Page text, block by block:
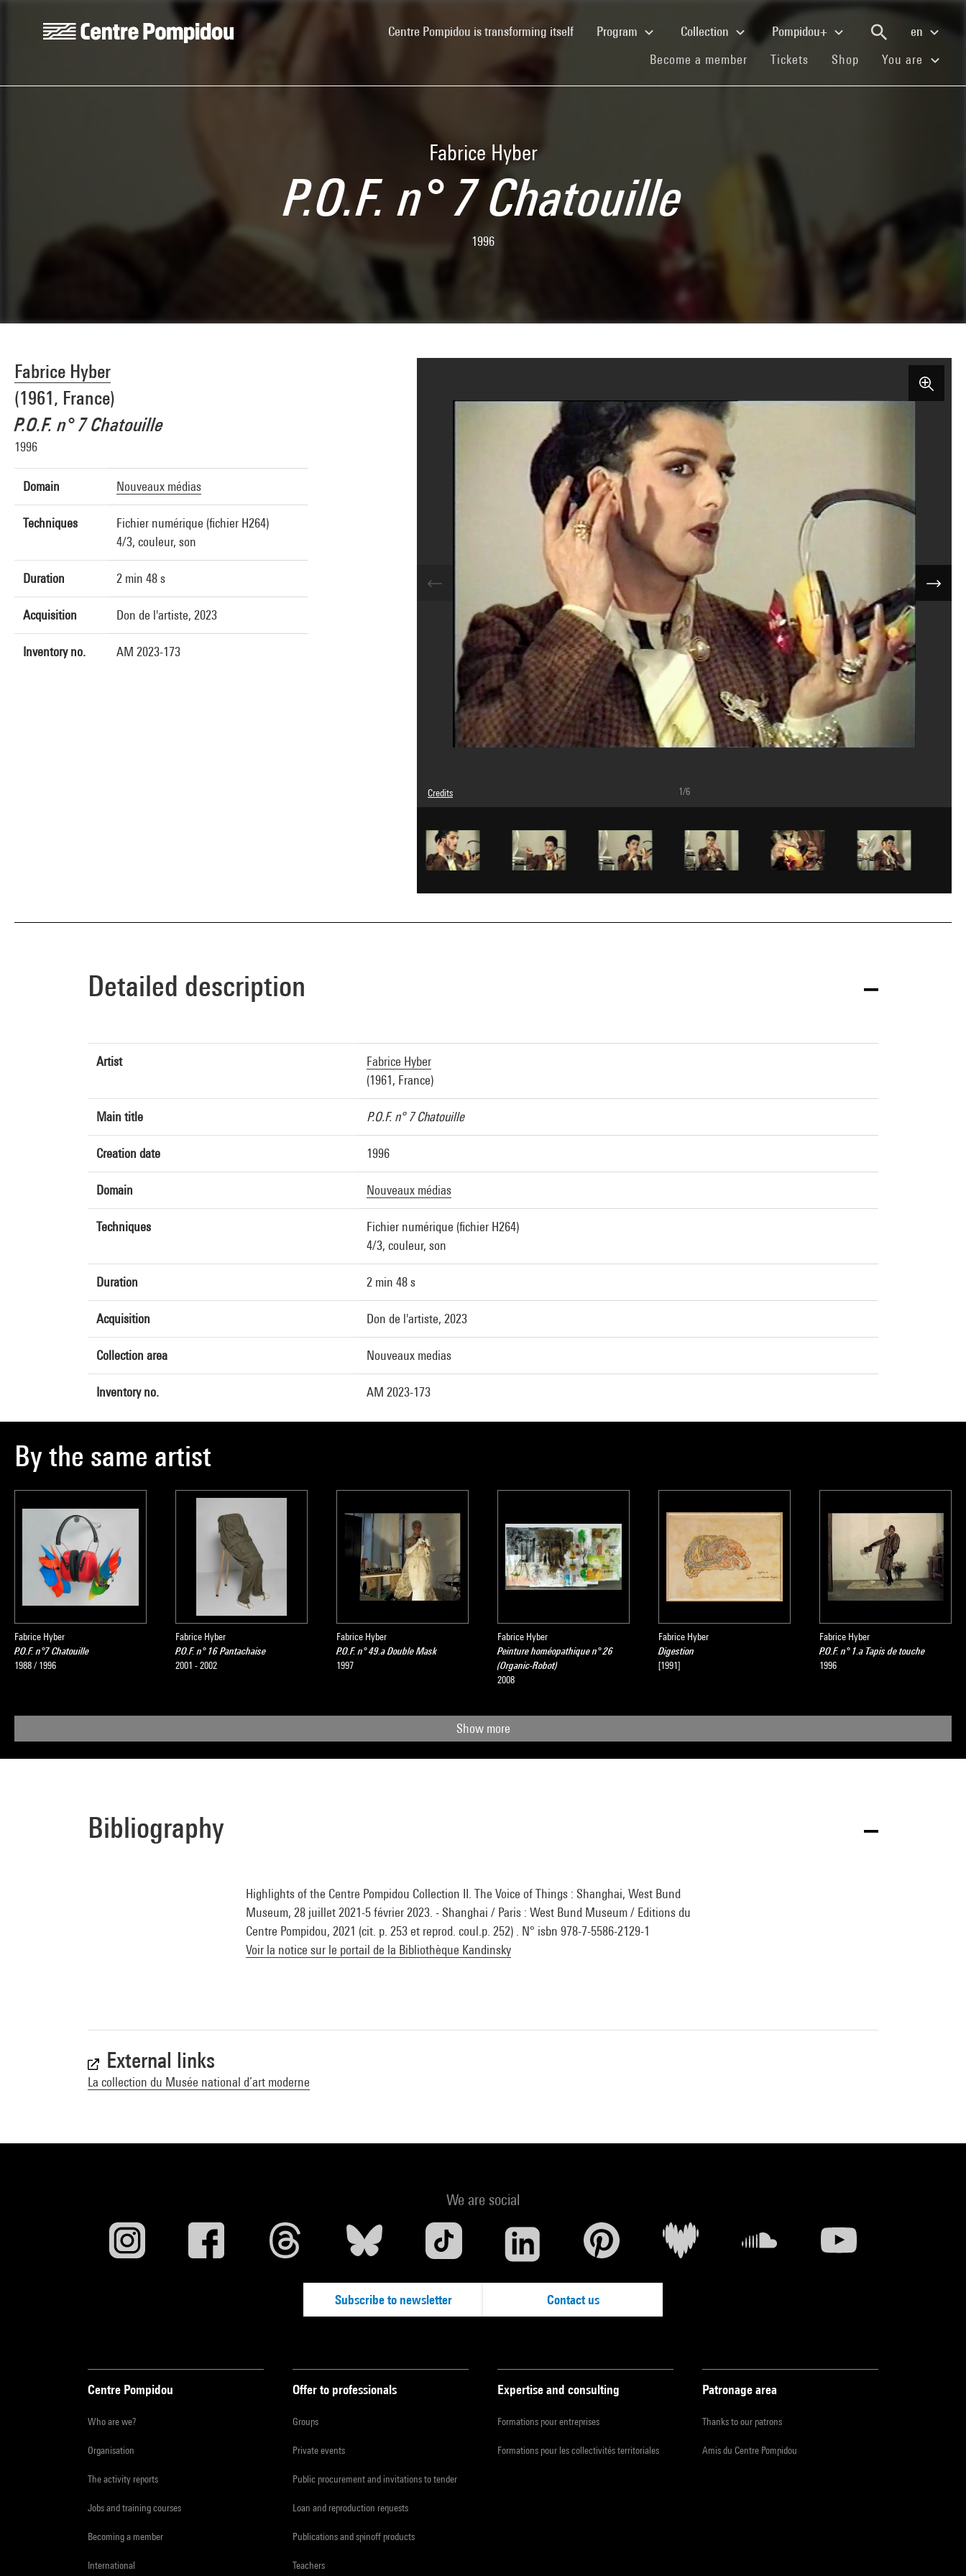
Centre Pompidou is transforming itself(current)Program Collection Pompidou+
en
Become a member (current)
Tickets (current)
Shop (current)You are
Fabrice Hyber
P.O.F. n° 7 Chatouille
1996
Fabrice Hyber
(1961, France)
P.O.F. n° 7 Chatouille
1996
Domain Nouveaux médias
Techniques
Fichier numérique (fichier H264)
4/3, couleur, son
Duration 2 min 48 s
Acquisition Don de l'artiste, 2023
Inventory no. AM 2023-173
Credits
Caption : Ecran vidéo
Photo credits : Centre Pompidou, MNAM-CCI/Dist. GrandPalaisRmn
Image reference : 4W01592
Image presentation :
GrandPalaisRmnPhoto
1/6
Detailed description
Artist
Fabrice Hyber
(1961, France)
Main title P.O.F. n° 7 Chatouille
Creation date 1996
Domain Nouveaux médias
Techniques
Fichier numérique (fichier H264)
4/3, couleur, son
Duration 2 min 48 s
Acquisition Don de l'artiste, 2023
Collection area Nouveaux medias
Inventory no. AM 2023-173
By the same artist
Fabrice Hyber
P.O.F. n°7 Chatouille
1988 / 1996
Fabrice Hyber
P.O.F. n° 16 Pantachaise
2001 - 2002
Fabrice Hyber
P.O.F. n° 49.a Double Mask
1997
Fabrice Hyber
Peinture homéopathique n° 26
(Organic-Robot)
2008
Fabrice Hyber
Digestion
[1991]
Fabrice Hyber
P.O.F. n° 1.a Tapis de touche
1996
Show more
Bibliography
Highlights of the Centre Pompidou Collection II. The Voice of Things : Shanghai, West Bund
Museum, 28 juillet 2021-5 février 2023. - Shanghai / Paris : West Bund Museum / Editions du
Centre Pompidou, 2021 (cit. p. 253 et reprod. coul.p. 252) . N° isbn 978-7-5586-2129-1
Voir la notice sur le portail de la Bibliothèque Kandinsky
External links
La collection du Musée national d’art moderne
We are social
Subscribe to newsletter Contact us
Centre Pompidou
Who are we?
Organisation
The activity reports
Jobs and training courses
Becoming a member
International
Offer to professionals
Groups
Private events
Public procurement and invitations to tender
Loan and reproduction requests
Publications and spinoff products
Teachers
Expertise and consulting
Formations pour entreprises
Formations pour les collectivités territoriales
Patronage area
Thanks to our patrons
Amis du Centre Pompidou